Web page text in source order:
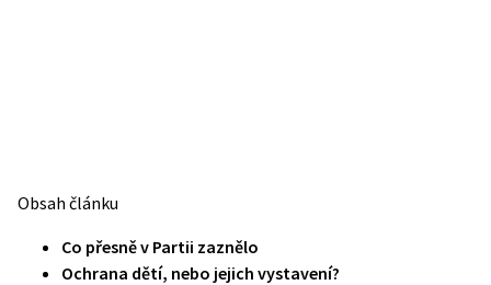
Obsah článku
Co přesně v Partii zaznělo
Ochrana dětí, nebo jejich vystavení?